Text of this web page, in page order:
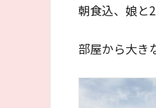
朝食込、娘と
部屋から大き